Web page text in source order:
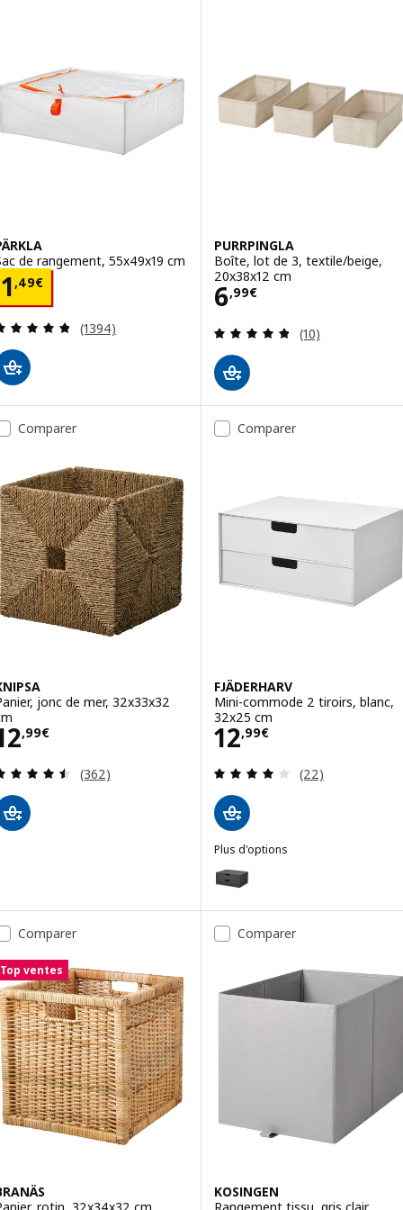
de rangement, 55x49x19 cm
1,49€1,49€
Révision: 4.8 hors de 5 étoiles. Nombre total de
(1394)
PURRPINGLA
Boîte, lot de 3, textile/beige,
20x38x12 cm
6,99€
Prix 6,99€
Révision: 4.8
(10)
Comparer
jonc de mer, 32x33x32
,99€
12,99€
Révision: 4.5 hors de 5 étoiles. Nombre total de
(362)
Comparer
FJÄDERHARV
Mini-commode 2 tiroirs, blanc,
32x25 cm
12,99€
Prix 12,99€
Révision: 4.1
(22)
Plus d'options
Option : FJÄDERHARV, Mini-
Comparer
Top ventes
Comparer
KOSINGEN